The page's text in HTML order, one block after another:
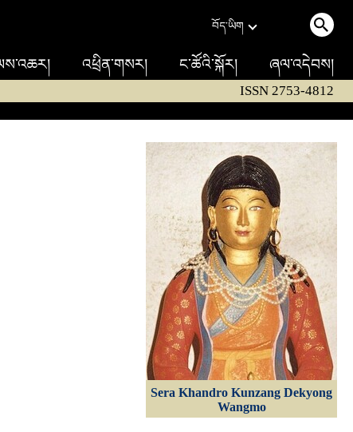
བོད་ཡིག
འཕྲིན་གསར། ང་ཚོའི་སྐོར། ཞལ་འདེབས།
ISSN 2753-4812
Sera Khandro Kunzang Dekyong
Wangmo